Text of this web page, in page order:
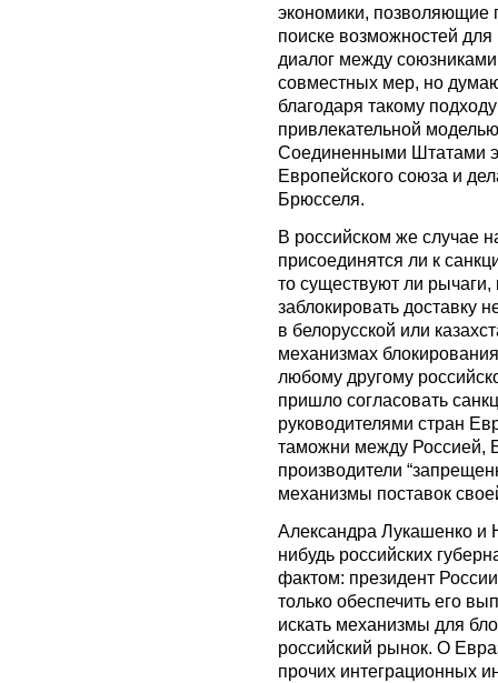
экономики, позволяющие
поиске возможностей
диалог между
совместных мер, но
благодаря такому
привлекательной
Соединенными Штатами
Европейского союза и
Брюсселя.
В российском же случае
присоединятся ли к
то существуют ли
заблокировать доставку
в белорусской или
механизмах
любому другому
пришло согласовать
руководителями стран
таможни между Россией,
производители
механизмы поставок
Александра Лукашенко и
нибудь российских
фактом: президент
только обеспечить его
искать механизмы для
российский рынок. О
прочих интеграционных